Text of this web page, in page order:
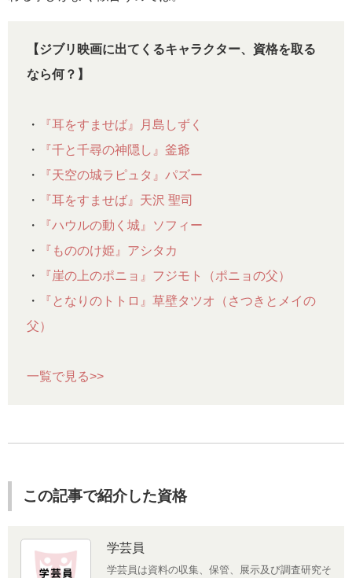
【ジブリ映画に出てくるキャラクター、資格を取る
なら何？】
・
『耳をすませば』月島しずく
・
『千と千尋の神隠し』釜爺
・
『天空の城ラピュタ』パズー
・
『耳をすませば』天沢 聖司
・
『ハウルの動く城』ソフィー
・
『もののけ姫』アシタカ
・
『崖の上のポニョ』フジモト（ポニョの父）
・
『となりのトトロ』草壁タツオ（さつきとメイの
父）
一覧で見る>>
この記事で紹介した資格
学芸員
学芸員は資料の収集、保管、展示及び調査研究そ